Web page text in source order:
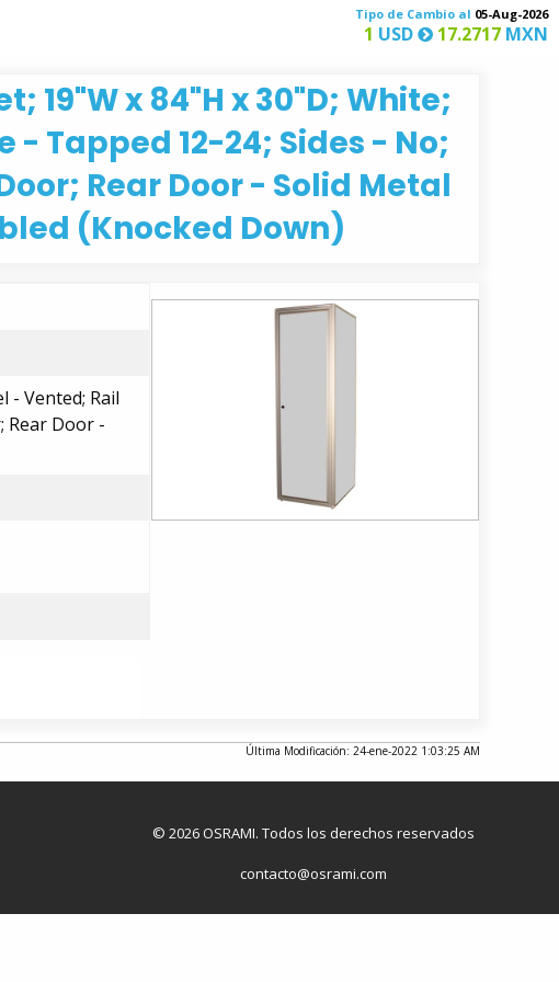
Tipo de Cambio al 05-Aug-2026
1 USD 17.2717 MXN
19"W x 84"H x 30"D; White;
- Tapped 12-24; Sides - No;
Rear Door - Solid Metal
(Knocked Down)
- Vented; Rail
Rear Door -
Última Modificación: 24-ene-2022 1:03:25 AM
© 2026 OSRAMI. Todos los derechos reservados
contacto@osrami.com